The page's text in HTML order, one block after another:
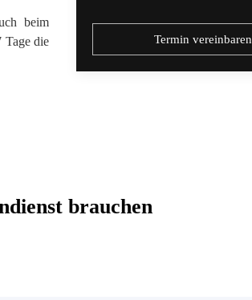
beim
Tage die
Termin vereinbaren
brauchen